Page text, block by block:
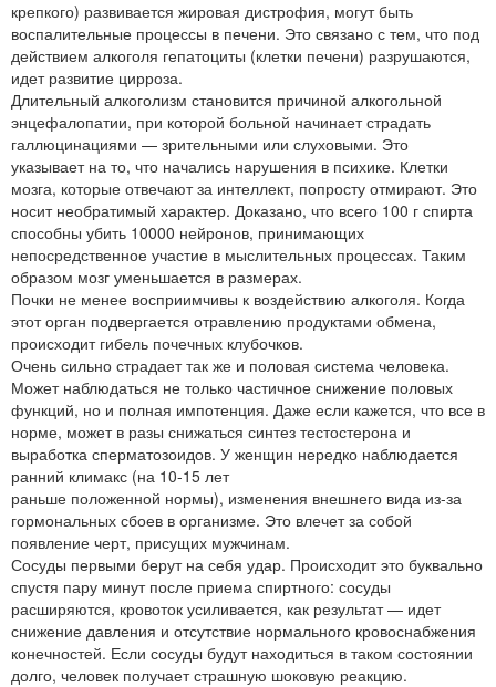
крепкого) развивается жировая дистрофия, могут быть
воспалительные процессы в печени. Это связано с тем, что под
действием алкоголя гепатоциты (клетки печени) разрушаются,
идет развитие цирроза.
Длительный алкоголизм становится причиной алкогольной
энцефалопатии, при которой больной начинает страдать
галлюцинациями — зрительными или слуховыми. Это
указывает на то, что начались нарушения в психике. Клетки
мозга, которые отвечают за интеллект, попросту отмирают. Это
носит необратимый характер. Доказано, что всего 100 г спирта
способны убить 10000 нейронов, принимающих
непосредственное участие в мыслительных процессах. Таким
образом мозг уменьшается в размерах.
Почки не менее восприимчивы к воздействию алкоголя. Когда
этот орган подвергается отравлению продуктами обмена,
происходит гибель почечных клубочков.
Очень сильно страдает так же и половая система человека.
Может наблюдаться не только частичное снижение половых
функций, но и полная импотенция. Даже если кажется, что все в
норме, может в разы снижаться синтез тестостерона и
выработка сперматозоидов. У женщин нередко наблюдается
ранний климакс (на 10-15 лет
раньше положенной нормы), изменения внешнего вида из-за
гормональных сбоев в организме. Это влечет за собой
появление черт, присущих мужчинам.
Сосуды первыми берут на себя удар. Происходит это буквально
спустя пару минут после приема спиртного: сосуды
расширяются, кровоток усиливается, как результат — идет
снижение давления и отсутствие нормального кровоснабжения
конечностей. Если сосуды будут находиться в таком состоянии
долго, человек получает страшную шоковую реакцию.